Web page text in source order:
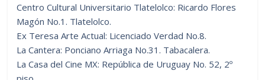
Centro Cultural Universitario Tlatelolco: Ricardo Flores
Magón No.1. Tlatelolco.
Ex Teresa Arte Actual: Licenciado Verdad No.8.
La Cantera: Ponciano Arriaga No.31. Tabacalera.
La Casa del Cine MX: República de Uruguay No. 52, 2º